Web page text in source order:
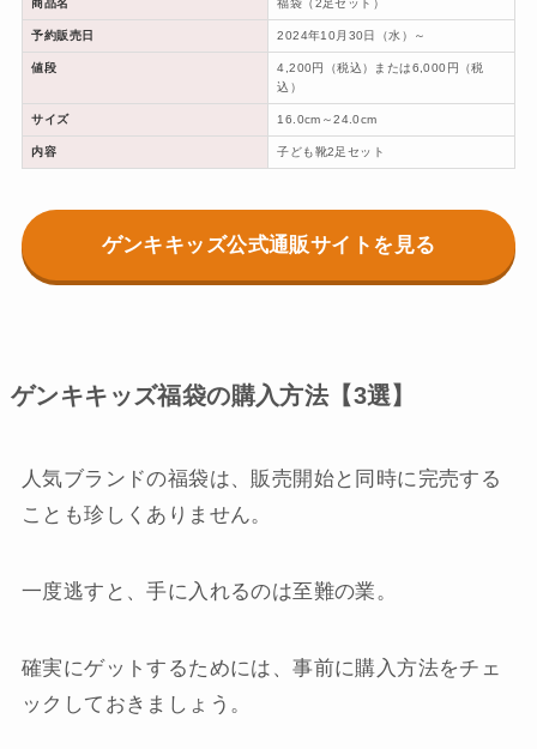
商品名 福袋（2足セット）
予約販売日 2024年10月30日（水）～
値段
4,200円（税込）または6,000円（税
込）
サイズ 16.0cm～24.0cm
内容 子ども靴2足セット
ゲンキキッズ公式通販サイトを見る
ゲンキキッズ福袋の購入方法【3選】
人気ブランドの福袋は、販売開始と同時に完売する
ことも珍しくありません。
一度逃すと、手に入れるのは至難の業。
確実にゲットするためには、事前に購入方法をチェ
ックしておきましょう。